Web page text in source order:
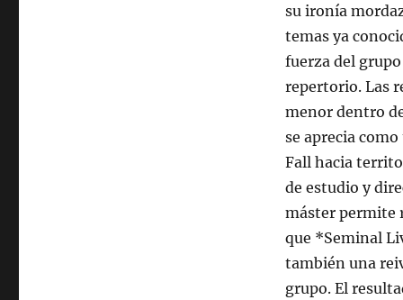
su ironía
temas ya
fuerza del
repertorio. Las
menor dentro
se aprecia
Fall hacia
de estudio y
máster permite
que *Seminal
también una
grupo. El